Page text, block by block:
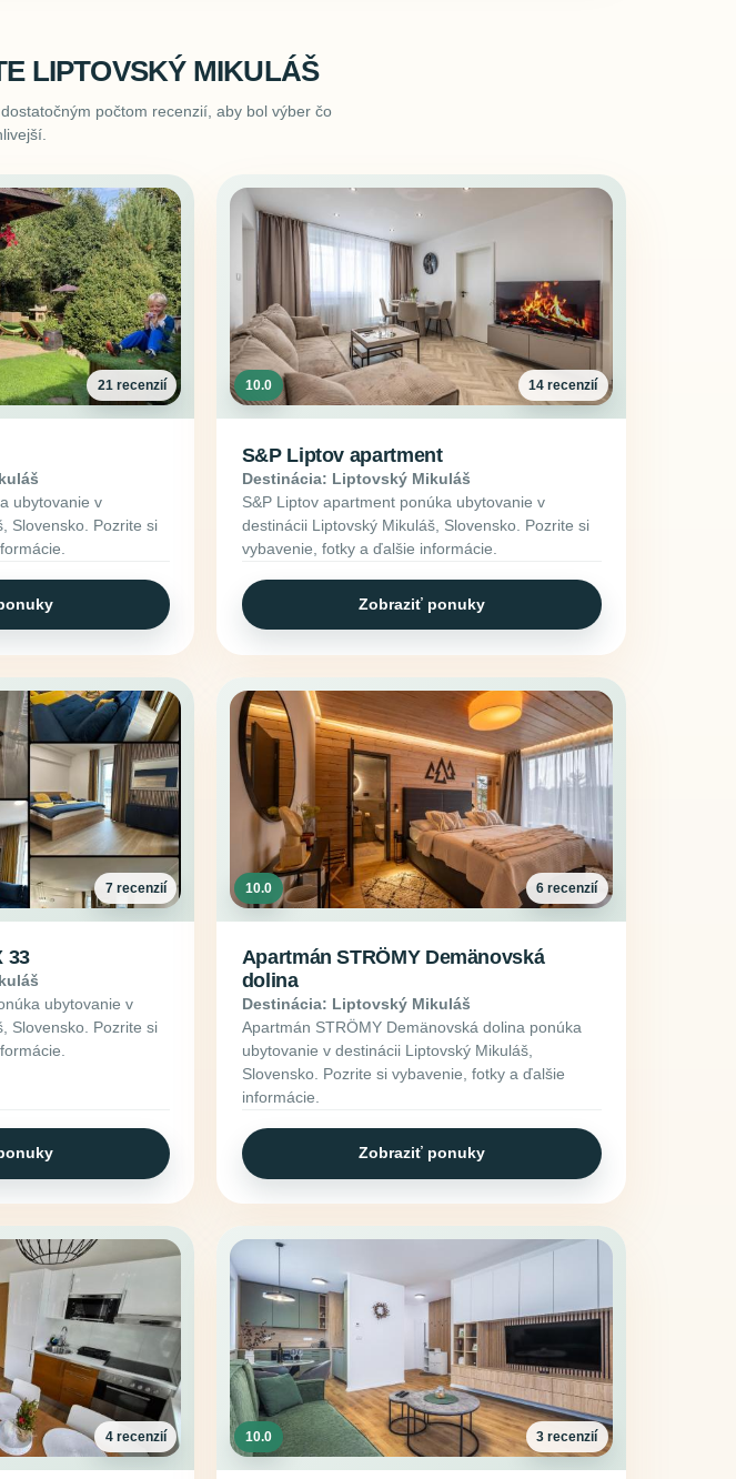
LIPTOVSKÝ MIKULÁŠ
počtom recenzií, aby bol výber čo
21 recenzií
ubytovanie v
Slovensko. Pozrite si
10.0 14 recenzií
S&P Liptov apartment
Destinácia: Liptovský Mikuláš
S&P Liptov apartment ponúka ubytovanie v
destinácii Liptovský Mikuláš, Slovensko. Pozrite si
vybavenie, fotky a ďalšie informácie.
Zobraziť ponuky
7 recenzií
33
ubytovanie v
Slovensko. Pozrite si
10.0 6 recenzií
Apartmán STRÖMY Demänovská
dolina
Destinácia: Liptovský Mikuláš
Apartmán STRÖMY Demänovská dolina ponúka
ubytovanie v destinácii Liptovský Mikuláš,
Slovensko. Pozrite si vybavenie, fotky a ďalšie
informácie.
Zobraziť ponuky
4 recenzií 10.0 3 recenzií